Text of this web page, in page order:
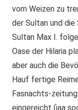
vom Weizen zu
der Sultan und
Sultan Max I.
Oase der Hilaria
aber auch die
Hauf fertige
Fasnachts-
eingereicht (jaa